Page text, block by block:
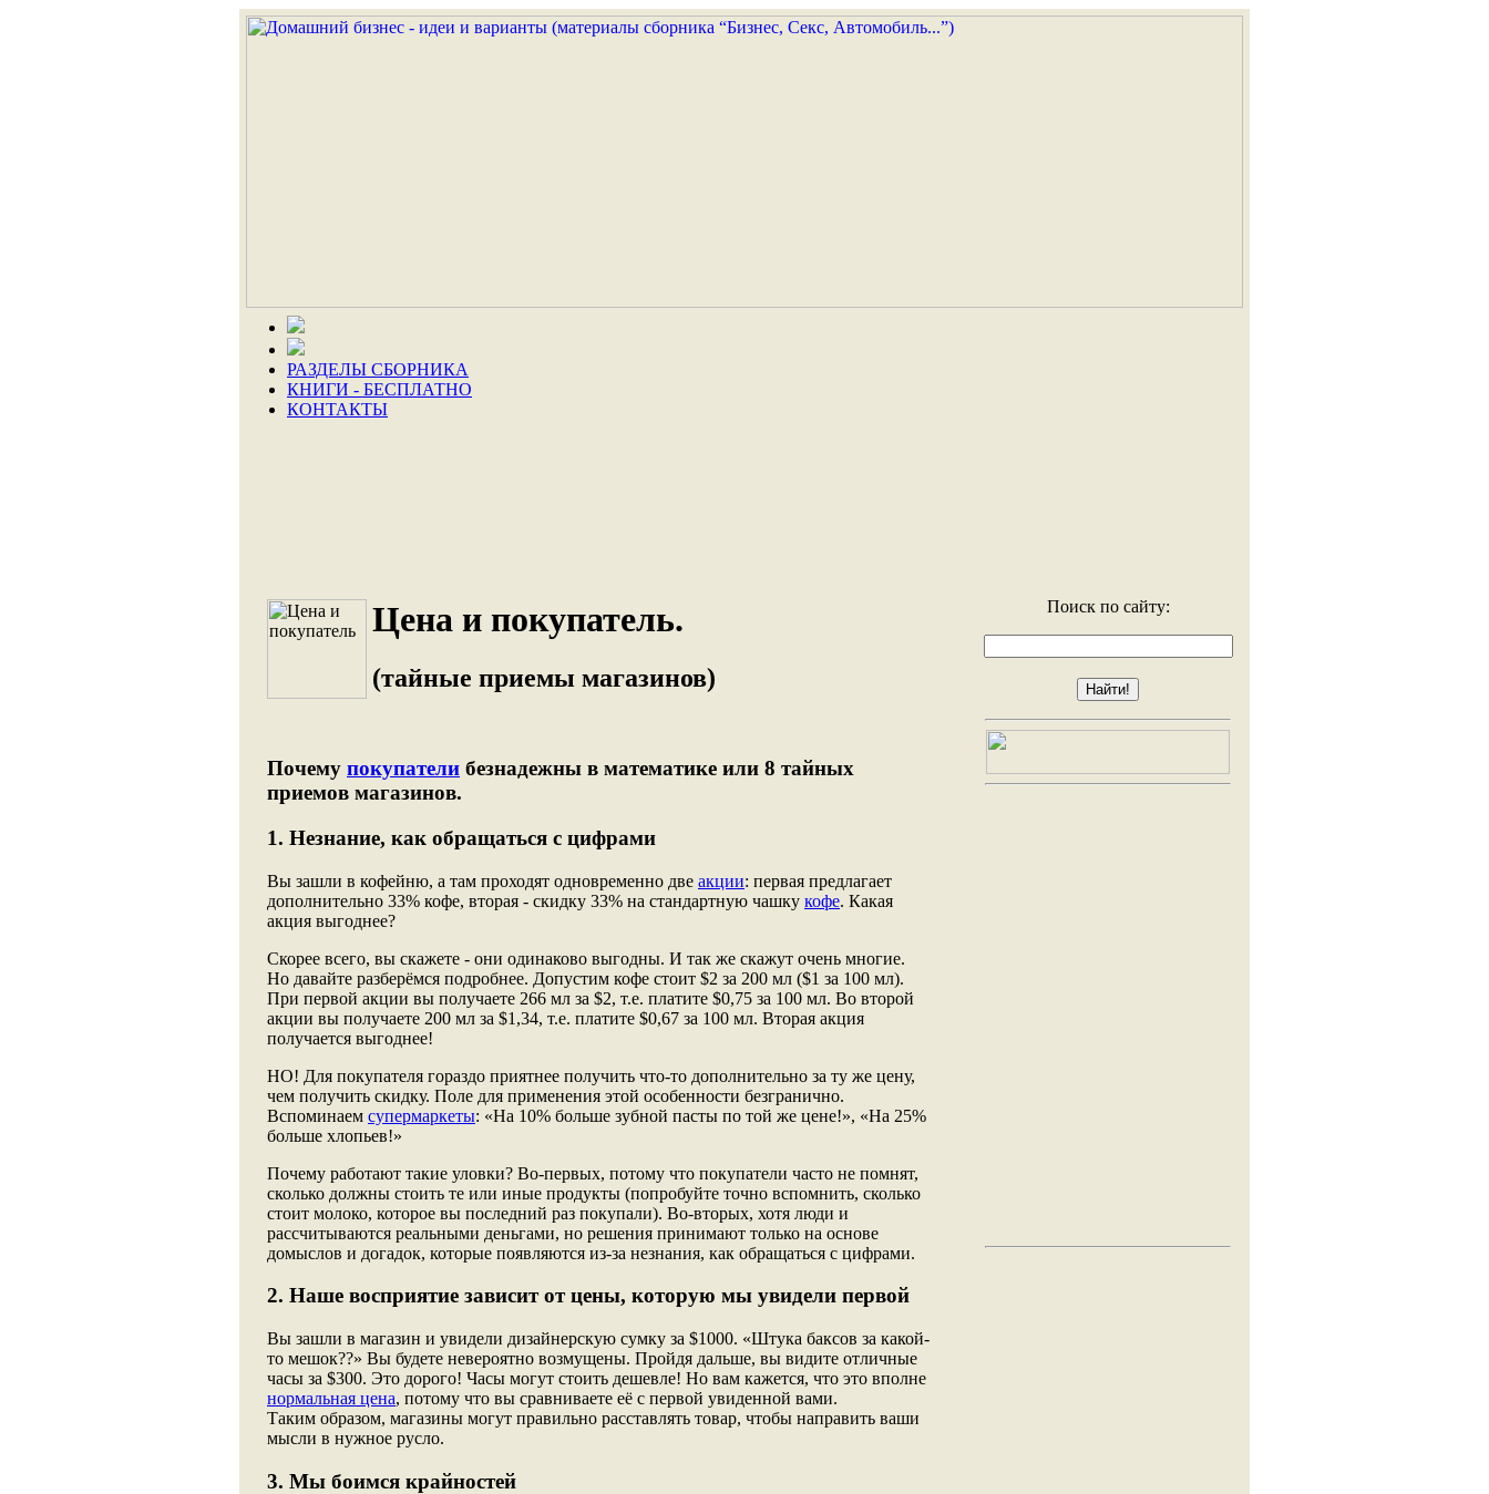
РАЗДЕЛЫ СБОРНИКА
КНИГИ - БЕСПЛАТНО
КОНТАКТЫ
Цена и покупатель.
(тайные приемы магазинов)
Почему покупатели безнадежны в математике или 8 тайных
приемов магазинов.
1. Незнание, как обращаться с цифрами
Вы зашли в кофейню, а там проходят одновременно две акции: первая предлагает
дополнительно 33% кофе, вторая - скидку 33% на стандартную чашку кофе. Какая
акция выгоднее?
Скорее всего, вы скажете - они одинаково выгодны. И так же скажут очень многие.
Но давайте разберёмся подробнее. Допустим кофе стоит $2 за 200 мл ($1 за 100 мл).
При первой акции вы получаете 266 мл за $2, т.е. платите $0,75 за 100 мл. Во второй
акции вы получаете 200 мл за $1,34, т.е. платите $0,67 за 100 мл. Вторая акция
получается выгоднее!
НО! Для покупателя гораздо приятнее получить что-то дополнительно за ту же цену,
чем получить скидку. Поле для применения этой особенности безгранично.
Вспоминаем супермаркеты: «На 10% больше зубной пасты по той же цене!», «На 25%
больше хлопьев!»
Почему работают такие уловки? Во-первых, потому что покупатели часто не помнят,
сколько должны стоить те или иные продукты (попробуйте точно вспомнить, сколько
стоит молоко, которое вы последний раз покупали). Во-вторых, хотя люди и
рассчитываются реальными деньгами, но решения принимают только на основе
домыслов и догадок, которые появляются из-за незнания, как обращаться с цифрами.
2. Наше восприятие зависит от цены, которую мы увидели первой
Вы зашли в магазин и увидели дизайнерскую сумку за $1000. «Штука баксов за какой-
то мешок??» Вы будете невероятно возмущены. Пройдя дальше, вы видите отличные
часы за $300. Это дорого! Часы могут стоить дешевле! Но вам кажется, что это вполне
нормальная цена, потому что вы сравниваете её с первой увиденной вами.
Таким образом, магазины могут правильно расставлять товар, чтобы направить ваши
мысли в нужное русло.
3. Мы боимся крайностей
Поиск по сайту: